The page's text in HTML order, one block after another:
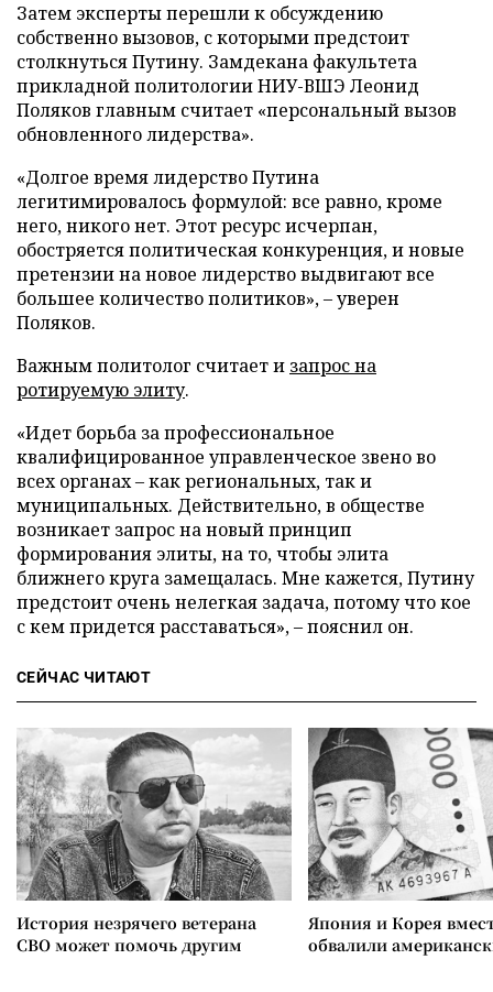
Затем эксперты перешли к обсуждению
собственно вызовов, с которыми предстоит
столкнуться Путину. Замдекана факультета
прикладной политологии НИУ-ВШЭ Леонид
Поляков главным считает «персональный вызов
обновленного лидерства».
«Долгое время лидерство Путина
легитимировалось формулой: все равно, кроме
него, никого нет. Этот ресурс исчерпан,
обостряется политическая конкуренция, и новые
претензии на новое лидерство выдвигают все
большее количество политиков», – уверен
Поляков.
Важным политолог считает и запрос на
ротируемую элиту.
«Идет борьба за профессиональное
квалифицированное управленческое звено во
всех органах – как региональных, так и
муниципальных. Действительно, в обществе
возникает запрос на новый принцип
формирования элиты, на то, чтобы элита
ближнего круга замещалась. Мне кажется, Путину
предстоит очень нелегкая задача, потому что кое
с кем придется расставаться», – пояснил он.
СЕЙЧАС ЧИТАЮТ
История незрячего ветерана
СВО может помочь другим
Япония и Корея
обвалили